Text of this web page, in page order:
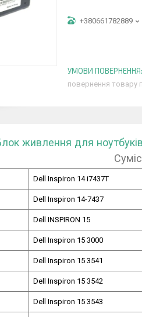
+380661782889
повернення товару
живлення для
Dell Inspiron 14 i7437T
Dell Inspiron 14-7437
Dell INSPIRON 15
Dell Inspiron 15 3000
Dell Inspiron 15 3541
Dell Inspiron 15 3542
Dell Inspiron 15 3543